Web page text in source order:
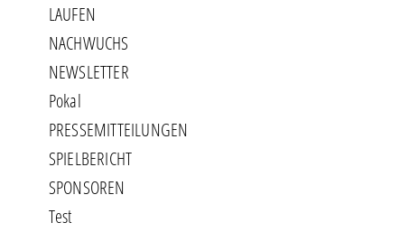
LAUFEN
NACHWUCHS
NEWSLETTER
Pokal
PRESSEMITTEILUNGEN
SPIELBERICHT
SPONSOREN
Test